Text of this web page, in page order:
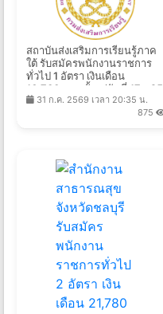
สถาบันส่งเสริมการเรียนรู้ภาค
ใต้ รับสมัครพนักงานราชการ
ทั่วไป 1 อัตรา เงินเดือน
16,700 บาท ตั้งแต่วันที่ 17 - 25
ส.ค. 2569
31 ก.ค. 2569 เวลา 20:35 น.
875